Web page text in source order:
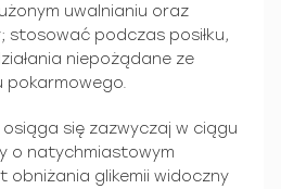
uwalnianiu oraz
stosować podczas posiłku,
niepożądane ze
pokarmowego.
się zazwyczaj w ciągu
o natychmiastowym
obniżania glikemii widoczny